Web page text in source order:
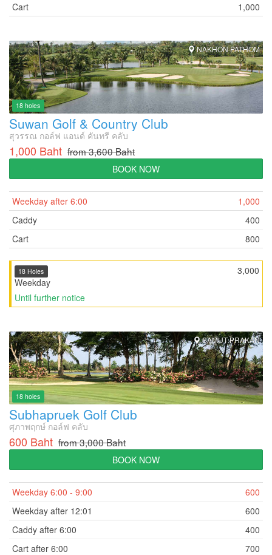
Cart
1,000
NAKHON PATHOM
18 holes
Suwan Golf & Country Club
สุวรรณ กอล์ฟ แอนด์ คันทรี คลับ
1,000 Baht from 3,600 Baht
BOOK NOW
Weekday after 6:00
1,000
Caddy
400
Cart
800
3,000
18 Holes
Weekday
Until further notice
SAMUT PRAKAN
18 holes
Subhapruek Golf Club
ศุภาพฤกษ์ กอล์ฟ คลับ
600 Baht from 3,000 Baht
BOOK NOW
Weekday 6:00 - 9:00
600
Weekday after 12:01
600
Caddy after 6:00
400
Cart after 6:00
700